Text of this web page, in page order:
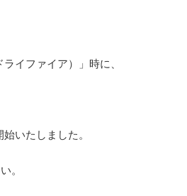
イファイア）」時に、
いたしました。
。